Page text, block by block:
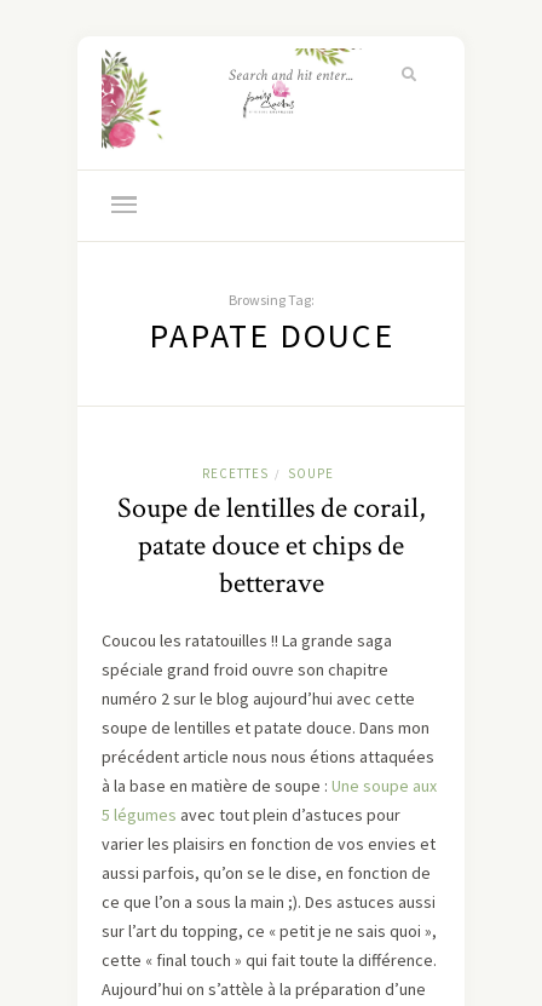
Browsing Tag:
PAPATE DOUCE
RECETTES / SOUPE
Soupe de lentilles de corail,
patate douce et chips de
betterave
Coucou les ratatouilles !! La grande saga
spéciale grand froid ouvre son chapitre
numéro 2 sur le blog aujourd’hui avec cette
soupe de lentilles et patate douce. Dans mon
précédent article nous nous étions attaquées
à la base en matière de soupe : Une soupe aux
5 légumes avec tout plein d’astuces pour
varier les plaisirs en fonction de vos envies et
aussi parfois, qu’on se le dise, en fonction de
ce que l’on a sous la main ;). Des astuces aussi
sur l’art du topping, ce « petit je ne sais quoi »,
cette « final touch » qui fait toute la différence.
Aujourd’hui on s’attèle à la préparation d’une